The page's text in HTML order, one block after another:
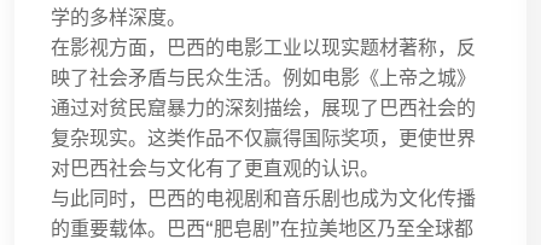
学的多样深度。
在影视方面，巴西的电影工业以现实题材著称，反
映了社会矛盾与民众生活。例如电影《上帝之城》
通过对贫民窟暴力的深刻描绘，展现了巴西社会的
复杂现实。这类作品不仅赢得国际奖项，更使世界
对巴西社会与文化有了更直观的认识。
与此同时，巴西的电视剧和音乐剧也成为文化传播
的重要载体。巴西“肥皂剧”在拉美地区乃至全球都